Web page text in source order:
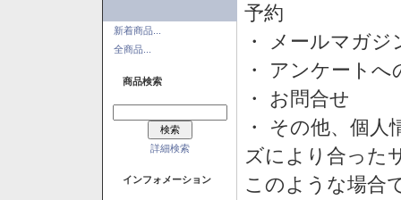
新着商品...
全商品...
商品検索
詳細検索
インフォメーション
予約
・ メールマガ
・ アンケートへ
・ お問合せ
・ その他、個
ズにより合った
このような場合